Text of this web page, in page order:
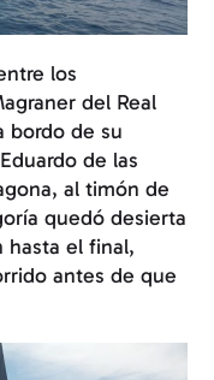
los
del Real
bordo de su
de las
al timón de
quedó desierta
hasta el final,
antes de que